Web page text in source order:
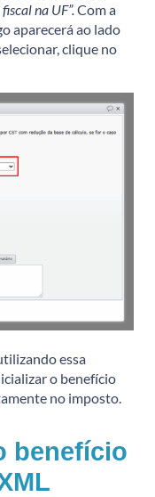
na UF”.Com a
aparecerá ao lado
clique no
essa
o benefício
no imposto.
benefício